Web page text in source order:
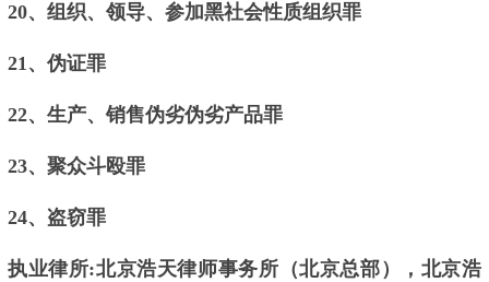
20、组织、领导、参加黑社会性质组织罪
21、伪证罪
22、生产、销售伪劣伪劣产品罪
23、聚众斗殴罪
24、盗窃罪
执业律所:北京浩天律师事务所（北京总部），北京浩